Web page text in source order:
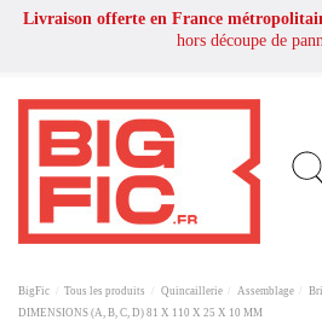
Livraison offerte en France
hors découpe de
BigFic Tous les produits Quincaillerie Assemblage
DIMENSIONS (A, B, C, D) 81 X 110 X 25 X 10 MM